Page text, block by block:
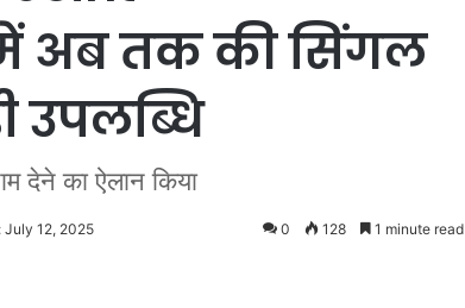
अब तक की सिंगल
उपलब्धि
देने का ऐलान किया
July 12, 2025 0 128 1 minute read